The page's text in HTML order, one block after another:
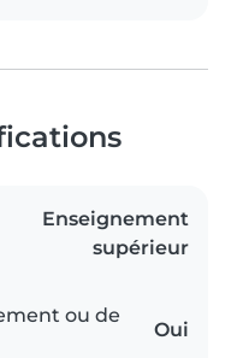
Enseignement
supérieur
ou de
Oui